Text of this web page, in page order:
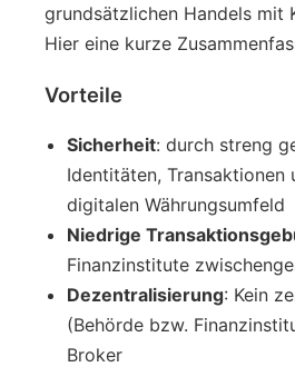
grundsätzlichen Handels mit
Hier eine kurze
Vorteile
Sicherheit: durch streng
Identitäten, Transaktionen
digitalen Währungsumfeld
Niedrige
Finanzinstitute
Dezentralisierung: Kein
(Behörde bzw.
Broker